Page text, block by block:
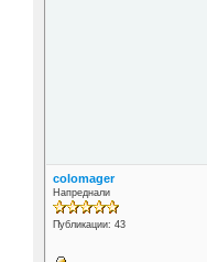
colomager
Напреднали
Публикации: 43